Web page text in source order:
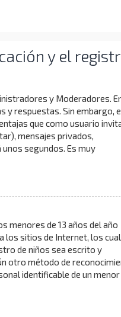
y el
y Moderadores.
y respuestas. Sin embargo,
que como usuario
mensajes privados,
segundos. Es muy
menores de 13 años del año
los sitios de Internet, los
de niños sea escrito y
otro método de
identificable de un menor